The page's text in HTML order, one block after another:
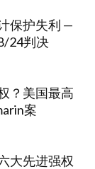
保护失利 —
24判决
？美国最高
案
大先进强权